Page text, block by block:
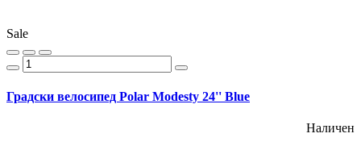
Sale
Градски велосипед Polar Modesty 24'' Blue
Наличен